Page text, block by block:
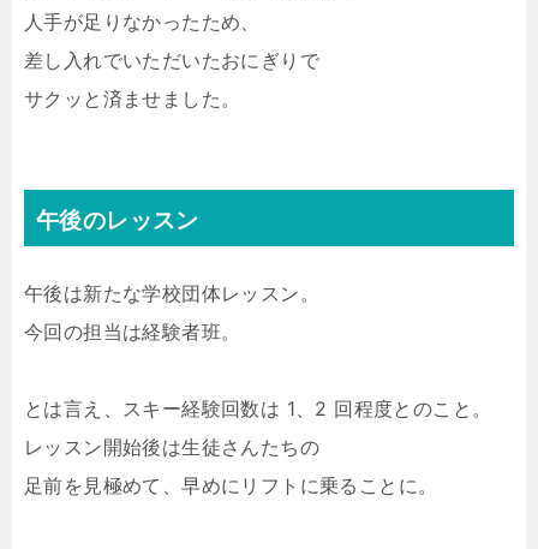
人手が足りなかったため、
差し入れでいただいたおにぎりで
サクッと済ませました。
午後のレッスン
午後は新たな学校団体レッスン。
今回の担当は経験者班。
とは言え、スキー経験回数は 1、2 回程度とのこと。
レッスン開始後は生徒さんたちの
足前を見極めて、早めにリフトに乗ることに。